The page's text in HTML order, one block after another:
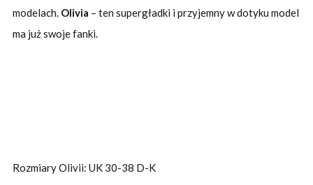
modelach. Olivia – ten supergładki i przyjemny w dotyku model
ma już swoje fanki.
Rozmiary Olivii: UK 30-38 D-K